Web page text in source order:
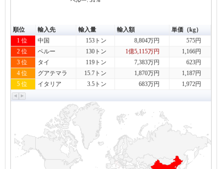
順位 輸入先 輸入量 輸入額
単価（kg）
1 位
中国 153トン 8,804万円
575円
2 位
ペルー 130トン 1億5,115万円
1,166円
3 位
タイ 119トン 7,383万円
623円
4 位
グアテマラ 15.7トン 1,870万円
1,187円
5 位
イタリア 3.5トン 683万円 1,972円